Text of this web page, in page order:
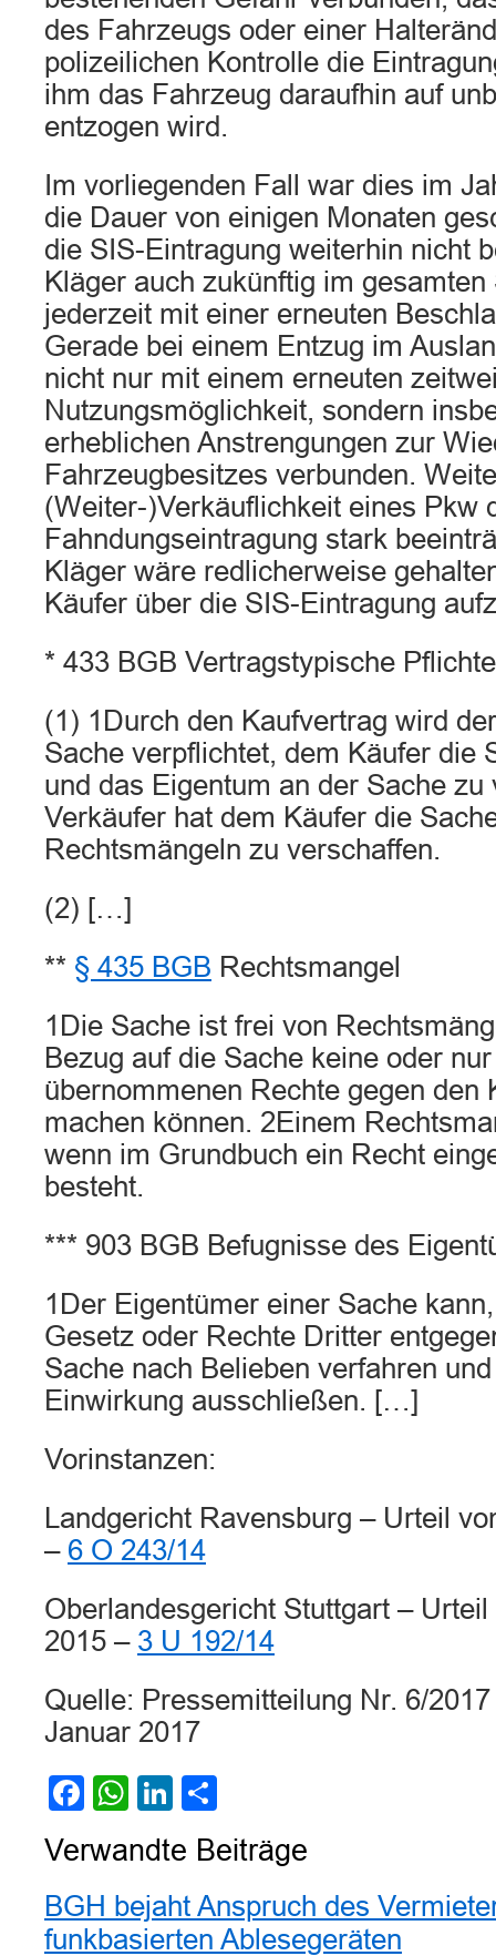
des Fahrzeugs oder einer
polizeilichen Kontrolle die
ihm das Fahrzeug daraufhin auf
entzogen wird.
Im vorliegenden Fall war dies im
die Dauer von einigen Monaten
die SIS-Eintragung weiterhin nicht
Kläger auch zukünftig im
jederzeit mit einer erneuten
Gerade bei einem Entzug im
nicht nur mit einem erneuten
Nutzungsmöglichkeit, sondern
erheblichen Anstrengungen zur
Fahrzeugbesitzes verbunden.
(Weiter-)Verkäuflichkeit eines Pkw
Fahndungseintragung stark
Kläger wäre redlicherweise
Käufer über die SIS-Eintragung
* 433 BGB Vertragstypische
(1) 1Durch den Kaufvertrag wird
Sache verpflichtet, dem Käufer die
und das Eigentum an der Sache
Verkäufer hat dem Käufer die
Rechtsmängeln zu verschaffen.
(2) […]
** § 435 BGB Rechtsmangel
1Die Sache ist frei von
Bezug auf die Sache keine oder
übernommenen Rechte gegen den
machen können. 2Einem
wenn im Grundbuch ein Recht
besteht.
*** 903 BGB Befugnisse des
1Der Eigentümer einer Sache
Gesetz oder Rechte Dritter
Sache nach Belieben verfahren
Einwirkung ausschließen. […]
Vorinstanzen:
Landgericht Ravensburg – Urteil
– 6 O 243/14
Oberlandesgericht Stuttgart –
2015 – 3 U 192/14
Quelle: Pressemitteilung Nr. 6/
Januar 2017
Facebook
WhatsApp
LinkedIn
Verwandte Beiträge
BGH bejaht Anspruch des
funkbasierten Ablesegeräten